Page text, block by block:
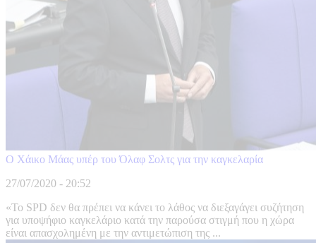
Ο Χάικο Μάας υπέρ του Όλαφ Σολτς για την καγκελαρία
27/07/2020 - 20:52
«Το SPD δεν θα πρέπει να κάνει το λάθος να διεξαγάγει συζήτηση
για υποψήφιο καγκελάριο κατά την παρούσα στιγμή που η χώρα
είναι απασχολημένη με την αντιμετώπιση της ...